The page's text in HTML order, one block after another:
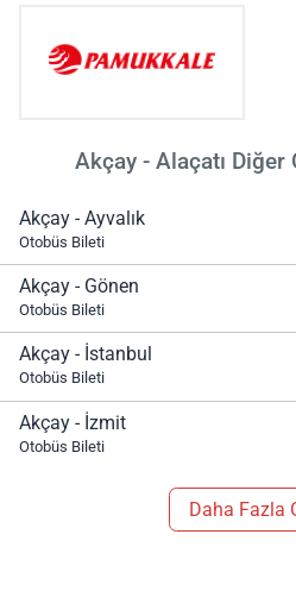
Akçay - Alaçatı
Akçay - Ayvalık
Otobüs Bileti
Akçay - Gönen
Otobüs Bileti
Akçay - İstanbul
Otobüs Bileti
Akçay - İzmit
Otobüs Bileti
Daha Fazla